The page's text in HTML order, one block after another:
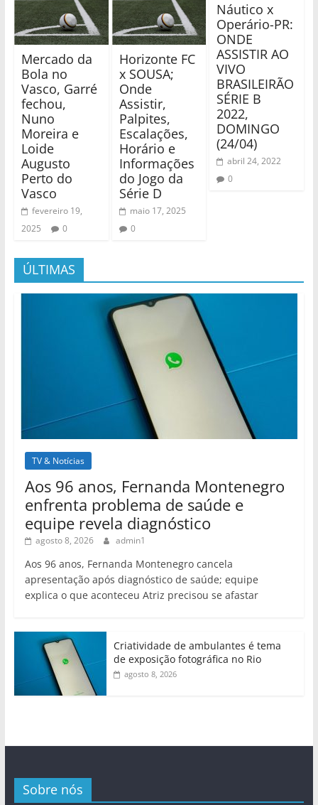
Mercado da
Bola no
Vasco, Garré
fechou,
Nuno
Moreira e
Loide
Augusto
Perto do
Vasco
fevereiro 19,
2025
0
Horizonte FC
x SOUSA;
Onde
Assistir,
Palpites,
Escalações,
Horário e
Informações
do Jogo da
Série D
maio 17, 2025
0
Náutico x
Operário-PR:
ONDE
ASSISTIR AO
VIVO
BRASILEIRÃO
SÉRIE B
2022,
DOMINGO
(24/04)
abril 24, 2022
0
ÚLTIMAS
TV & Notícias
Aos 96 anos, Fernanda Montenegro
enfrenta problema de saúde e
equipe revela diagnóstico
agosto 8, 2026 admin1
Aos 96 anos, Fernanda Montenegro cancela
apresentação após diagnóstico de saúde; equipe
explica o que aconteceu Atriz precisou se afastar
Criatividade de ambulantes é tema
de exposição fotográfica no Rio
agosto 8, 2026
Sobre nós